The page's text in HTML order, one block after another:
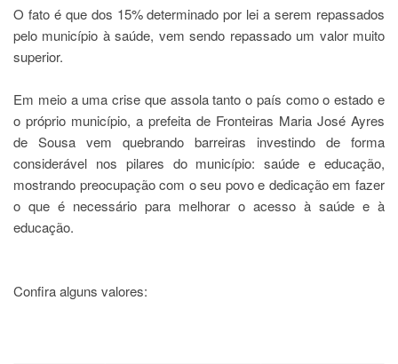
O fato é que dos 15% determinado por lei a serem repassados
pelo município à saúde, vem sendo repassado um valor muito
superior.
Em meio a uma crise que assola tanto o país como o estado e
o próprio município, a prefeita de Fronteiras Maria José Ayres
de Sousa vem quebrando barreiras investindo de forma
considerável nos pilares do município: saúde e educação,
mostrando preocupação com o seu povo e dedicação em fazer
o que é necessário para melhorar o acesso à saúde e à
educação.
Confira alguns valores: